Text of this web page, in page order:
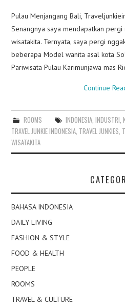
Pulau Menjangang Bali,
Senangnya saya mendapatkan
wisatakita. Ternyata, saya pergi
beberapa Model wanita asal kota
Pariwisata Pulau Karimunjawa mas
Continue
ROOMS INDONESIA, INDUSTRI
TRAVEL JUNKIE INDONESIA TRAVEL JUNKIES
WISATAKITA
BAHASA INDONESIA
DAILY LIVING
FASHION & STYLE
FOOD & HEALTH
PEOPLE
ROOMS
TRAVEL & CULTURE